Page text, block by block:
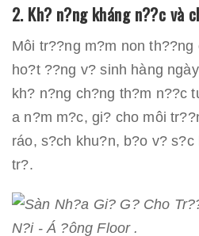
2. Kh? n?ng kháng n??c và
Môi tr??ng m?m non
ho?t ??ng v? sinh hàng
kh? n?ng ch?ng th?m n??c
a n?m m?c, gi? cho môi
ráo, s?ch khu?n, b?o v?
tr?.